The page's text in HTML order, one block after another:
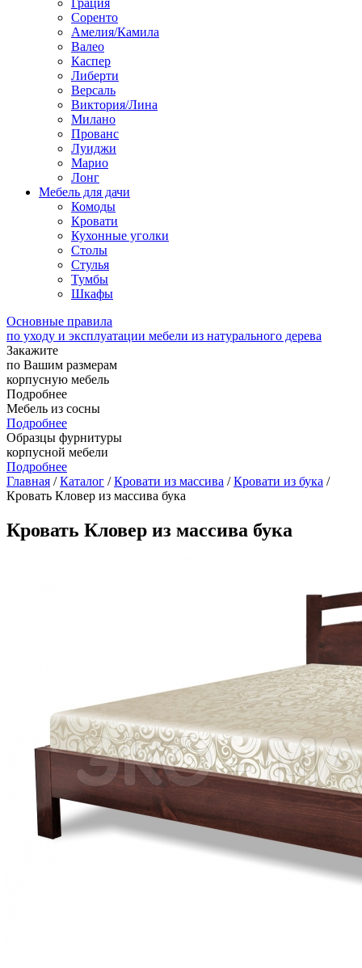
Грация
Соренто
Амелия/Камила
Валео
Каспер
Либерти
Версаль
Виктория/Лина
Милано
Прованс
Луиджи
Марио
Лонг
Мебель для дачи
Комоды
Кровати
Кухонные уголки
Столы
Стулья
Тумбы
Шкафы
Основные правила
по уходу и эксплуатации мебели из натурального дерева
Закажите
по Вашим размерам
корпусную мебель
Подробнее
Мебель из сосны
Подробнее
Образцы фурнитуры
корпусной мебели
Подробнее
Главная /Каталог /Кровати из массива /Кровати из бука /
Кровать Кловер из массива бука
Кровать Кловер из массива бука